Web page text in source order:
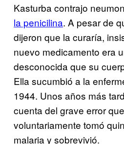
Kasturba contrajo
la penicilina. A pesar de
dijeron que la curaría,
nuevo medicamento era
desconocida que su
Ella sucumbió a la
1944. Unos años más
cuenta del grave error
voluntariamente tomó
malaria y sobrevivió.